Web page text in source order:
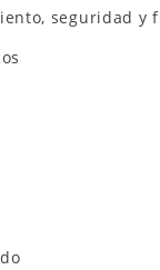
seguridad y